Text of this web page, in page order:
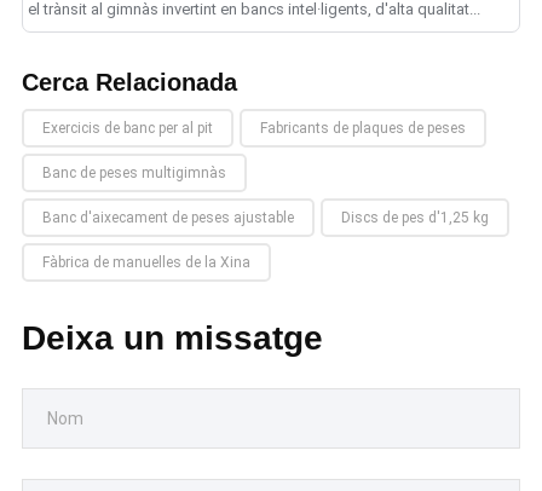
el trànsit al gimnàs invertint en bancs intel·ligents, d'alta qualitat...
Cerca Relacionada
Exercicis de banc per al pit Fabricants de plaques de peses
Banc de peses multigimnàs
Banc d'aixecament de peses ajustable Discs de pes d'1,25 kg
Fàbrica de manuelles de la Xina
Deixa un missatge